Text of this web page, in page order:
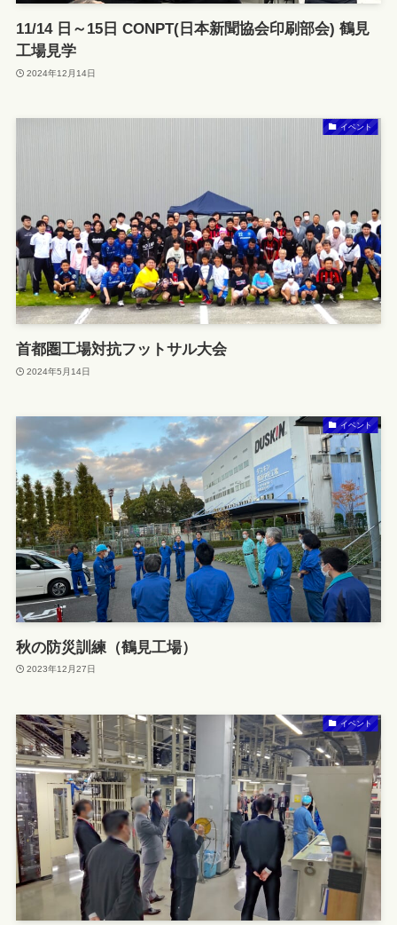
11/14 日～15日 CONPT(日本新聞協会印刷部会) 鶴見
工場見学
2024年12月14日
イベント
首都圏工場対抗フットサル大会
2024年5月14日
イベント
秋の防災訓練（鶴見工場）
2023年12月27日
イベント